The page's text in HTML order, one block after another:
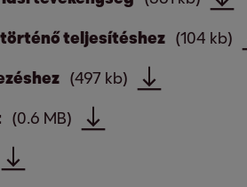
teljesítéshez (104 kb)
(497 kb)
(0.6 MB)